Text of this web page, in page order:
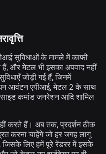
सुविधाओं के मामले में काफी
हैं, और मेटल भी इसका अपवाद नहीं
जोड़ी गई हैं, जिनमें
आवंटन एपीआई, मेटल 2 के साथ
कमांड जनरेशन आदि शामिल
करते हैं। अब तक, प्रदर्शन ठीक
करना चाहेंगे जो हर जगह लागू
जिसके लिए हमें पूरे रेंडरर में इसके